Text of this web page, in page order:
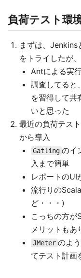
負荷テスト環
まずは、Jenkins
をトライしたが
Antによる実
調査してると
を習得して共
いと思った
最近の負荷テス
から導入
Gatling のイ
入まで簡単
レポートのUI
流行りの
ど・・・)
こっちの方が
メリットもあ
JMeter のよ
てテスト計画